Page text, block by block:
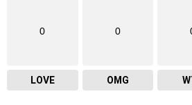
0
LOVE
0
OMG